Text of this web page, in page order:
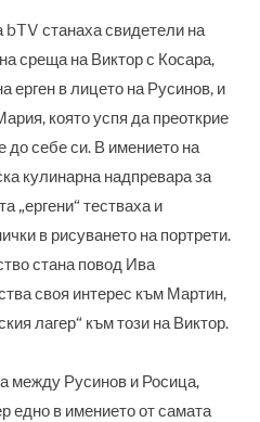
bTV станаха свидетели на
среща на Виктор с Косара,
ерген в лицето на Русинов, и
която успя да преоткрие
до себе си. В имението на
кулинарна надпревара за
„ергени“ тестваха и
в рисуването на портрети.
стана повод Ива
своя интерес към Мартин,
лагер“ към този на Виктор.
между Русинов и Росица,
едно в имението от самата